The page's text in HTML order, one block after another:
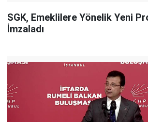
SGK, Emeklilere Yönelik Yeni
İmzaladı